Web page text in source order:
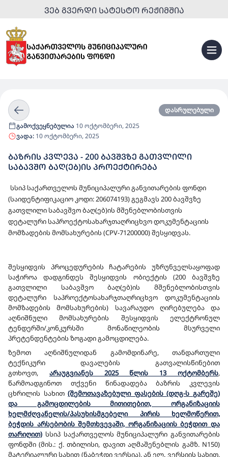
ᲕᲔᲑ ᲒᲕᲔᲠᲓᲘ ᲡᲐᲢᲔᲡᲢᲝ ᲠᲔᲟᲘᲛᲨᲘᲐ
დასრულებული
გამოქვეყნებულია 10 ოქტომბერი, 2025
ვადა: 10 ოქტომბერი, 2025
ᲑᲐᲖᲠᲘᲡ ᲙᲕᲚᲔᲕᲐ - 200 ᲑᲐᲕᲨᲕᲖᲔ ᲒᲐᲗᲕᲚᲘᲚᲘ
ᲡᲐᲑᲐᲕᲨᲝ ᲑᲐᲦ(ᲔᲑ)ᲘᲡ ᲞᲠᲝᲔᲥᲢᲘᲠᲔᲑᲐ
სსიპ საქართველოს მუნიციპალური განვითარების ფონდი
(საიდენტიფიკაციო კოდი: 206074193) გეგმავს 200 ბავშვზე
გათვლილი საბავშვო ბაღ(ებ)ის მშენებლობისთვის
დეტალური საპროექტოსახარჯთაღრიცხვო დოკუმენტაციის
მომზადების მომსახურების (CPV-71200000) შესყიდვას.
შესყიდვის პროცედურების ჩატარების უზრუნველსაყოფად
საჭიროა დადგინდეს შესყიდვის ობიექტის (200 ბავშვზე
გათვლილი საბავშვო ბაღ(ებ)ის მშენებლობისთვის
დეტალური საპროექტოსახარჯთაღრიცხვო დოკუმენტაციის
მომზადების მომსახურების) სავარაუდო ღირებულება და
აღნიშნული მომსახურების შესყიდვის ელექტრონულ
ტენდერში/კონკურსში მონაწილეობის მსურველი
პრეტენდენტების ზოგადი გამოცდილება.
ზემოთ აღნიშნულიდან გამომდინარე, თანდართული
ტექნიკური დავალების გათვალისწინებით
გთხოვთ, არაუგვიანეს 2025 წლის 13 ოქტომბერს,
წარმოადგინოთ თქვენი წინადადება ბაზრის კვლევის
ცხრილის სახით(შემოთავაზებული ფასების (დღგ-ს გარეშე)
და გამოცდილების მითითებით, ორგანიზაციის
ხელმძღვანელის/პასუხისმგებელი პირის ხელმოწერით,
ბეჭდის არსებობის შემთხვევაში, ორგანიზაციის ბეჭდით და
თარიღით) სსიპ საქართველოს მუნიციპალური განვითარების
ფონდში (მის.: ქ. თბილისი, დავით აღმაშენებლის გამზ. N150)
მატერიალური სახით (ნაბეჭდი ვერსია), ან ელ. ვერსიის სახით,